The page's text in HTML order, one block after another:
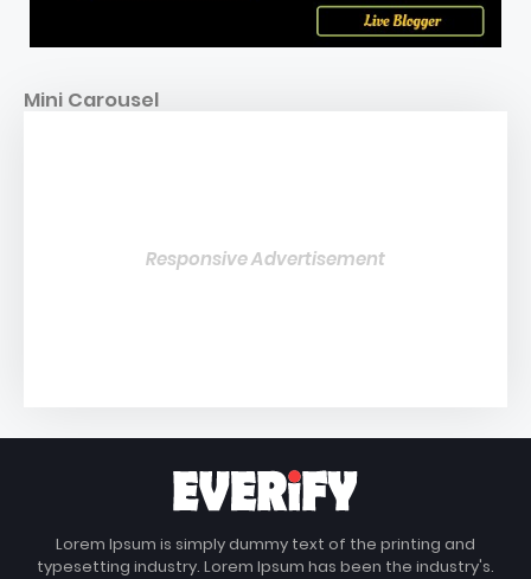
Mini Carousel
Responsive Advertisement
Lorem Ipsum is simply dummy text of the printing and
typesetting industry. Lorem Ipsum has been the industry's.